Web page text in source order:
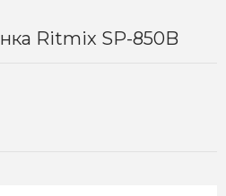
Ritmix SP-850B